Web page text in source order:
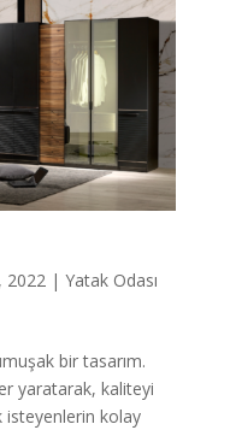
2022| Yatak Odası
bir tasarım.
yaratarak, kaliteyi
isteyenlerin kolay